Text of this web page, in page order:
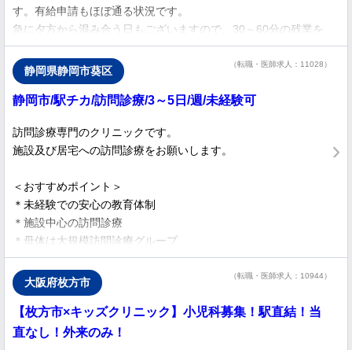
す。有給申請もほぼ通る状況です。
急に夕方から混み合う日もございますので、30～60分の残業を
ご依頼することもございますが、実態として、年間の残業平均時
間は30分/日にも満たない状況です。
＜おすすめポイント＞
＊救急対応なし
＊インセンティブあり
静岡県静岡市葵区
（転職・医師求人：11028）
静岡市/駅チカ/訪問診療/3～5日/週/未経験可
訪問診療専門のクリニックです。
施設及び居宅への訪問診療をお願いします。
＜おすすめポイント＞
＊未経験での安心の教育体制
＊施設中心の訪問診療
＊母体は大規模訪問診療グループ
大阪府枚方市
（転職・医師求人：10944）
【枚方市×キッズクリニック】小児科募集！駅直結！当
直なし！外来のみ！